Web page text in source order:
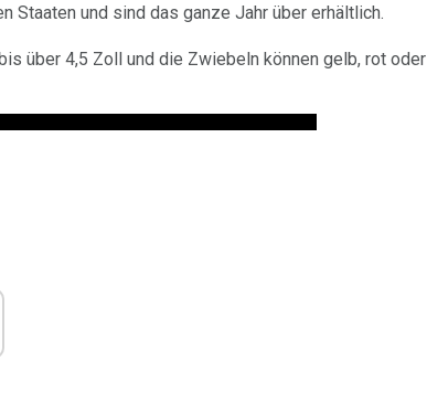
und sind das ganze Jahr über erhältlich.
über 4,5 Zoll und die Zwiebeln können gelb, rot oder